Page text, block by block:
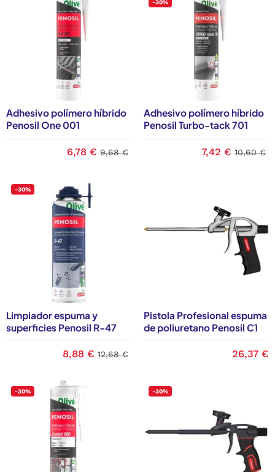
Adhesivo polímero híbrido
Penosil One 001
6,78 € 9,68 €
-30%
Adhesivo polímero híbrido
Penosil Turbo-tack 701
7,42 € 10,60 €
-30%
Limpiador espuma y
superficies Penosil R-47
8,88 € 12,68 €
Pistola Profesional espuma
de poliuretano Penosil C1
26,37 €
-30% -30%